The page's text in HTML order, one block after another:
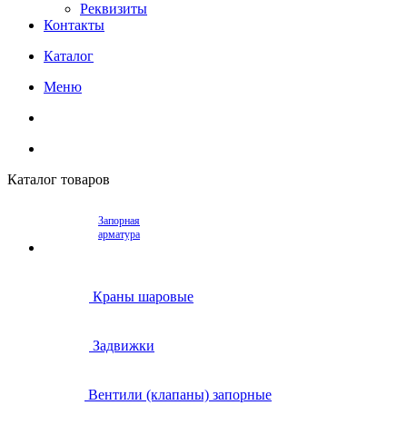
Реквизиты
Контакты
Каталог
Меню
Каталог товаров
Запорная
арматура
Краны шаровые
Задвижки
Вентили (клапаны) запорные